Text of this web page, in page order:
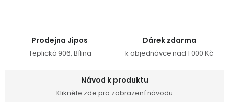
Prodejna Jipos
Teplická 906, Bílina
Dárek zdarma
k objednávce nad 1 000 Kč
Návod k produktu
Klikněte zde pro zobrazení návodu